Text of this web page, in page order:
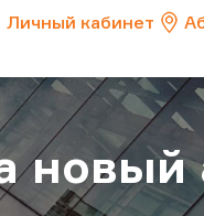
Личный кабинет
новый